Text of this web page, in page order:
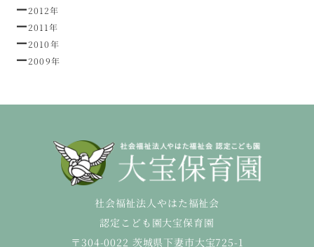
2012年
2011年
2010年
2009年
社会福祉法人やはた福祉会
認定こども園大宝保育園
〒304-0022 茨城県下妻市大宝725-1